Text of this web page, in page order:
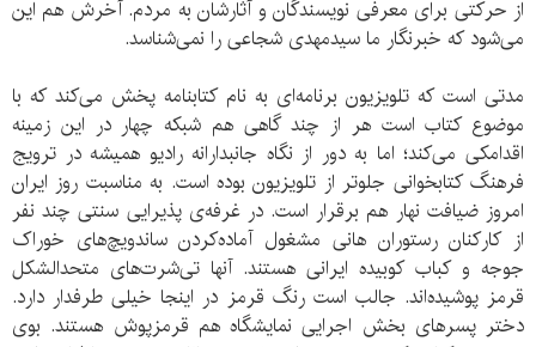
از حرکتی برای معرفی نویسندگان و آثارشان به مردم‌. آخرش هم این
می‌شود که خبرنگار ما سیدمهدی شجاعی را نمی‌شناسد.
مدتی است که تلویزیون برنامه‌ای به نام کتابنامه پخش می‌کند که با
موضوع کتاب است هر از چند گاهی هم شبکه چهار در این زمینه
اقدامکی می‌کند؛ اما به دور از نگاه جانبدارانه رادیو همیشه در ترویج
فرهنگ کتابخوانی جلوتر از تلویزیون بوده است. به مناسبت روز ایران
امروز ضیافت نهار هم برقرار است. در غرفه‌ی پذیرایی سنتی چند نفر
از کارکنان رستوران هانی مشغول آماده‌کردن ساندویچ‌های خوراک
جوجه و کباب کوبیده ایرانی هستند. آنها تی‌شرت‌های متحدالشکل
قرمز پوشیده‌اند. جالب است رنگ قرمز در اینجا خیلی طرفدار دارد.
دختر پسرهای بخش اجرایی نمایشگاه هم قرمزپوش هستند. بوی